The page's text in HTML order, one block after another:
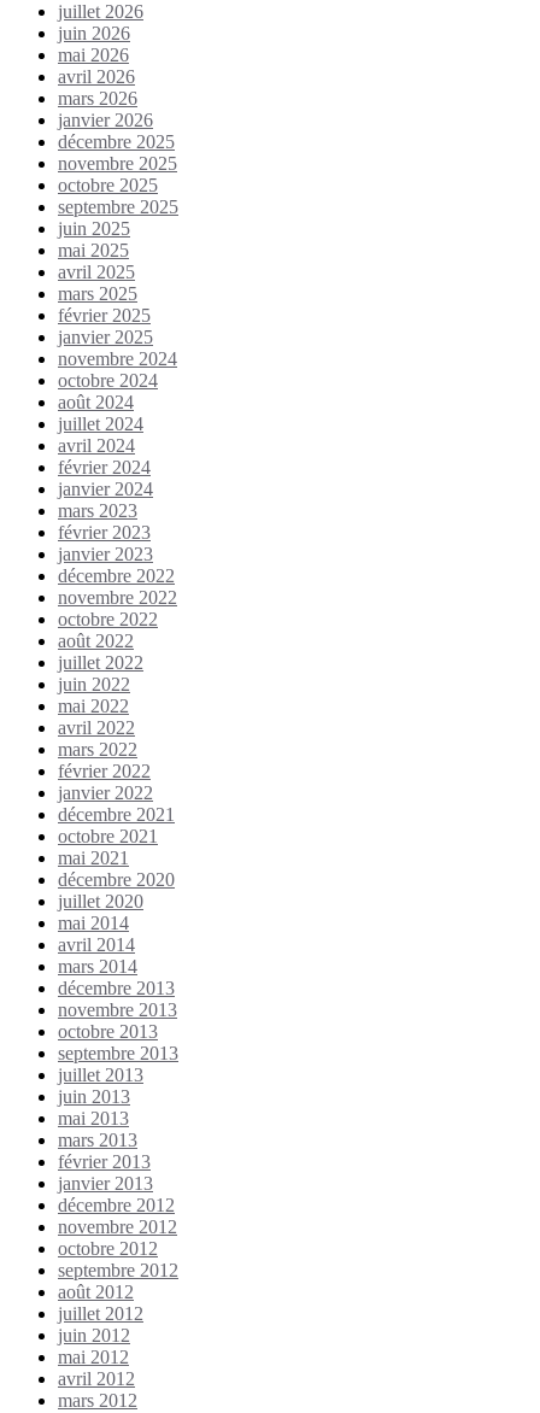
juillet 2026
juin 2026
mai 2026
avril 2026
mars 2026
janvier 2026
décembre 2025
novembre 2025
octobre 2025
septembre 2025
juin 2025
mai 2025
avril 2025
mars 2025
février 2025
janvier 2025
novembre 2024
octobre 2024
août 2024
juillet 2024
avril 2024
février 2024
janvier 2024
mars 2023
février 2023
janvier 2023
décembre 2022
novembre 2022
octobre 2022
août 2022
juillet 2022
juin 2022
mai 2022
avril 2022
mars 2022
février 2022
janvier 2022
décembre 2021
octobre 2021
mai 2021
décembre 2020
juillet 2020
mai 2014
avril 2014
mars 2014
décembre 2013
novembre 2013
octobre 2013
septembre 2013
juillet 2013
juin 2013
mai 2013
mars 2013
février 2013
janvier 2013
décembre 2012
novembre 2012
octobre 2012
septembre 2012
août 2012
juillet 2012
juin 2012
mai 2012
avril 2012
mars 2012